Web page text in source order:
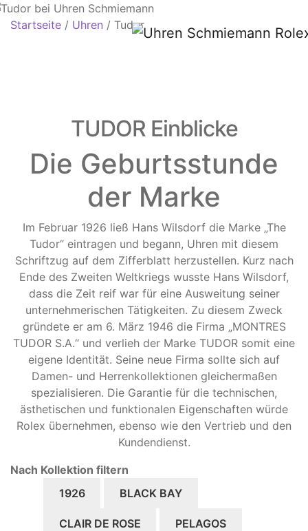
Startseite / Uhren / Tudor
TUDOR Einblicke
Die Geburtsstunde
der Marke
Im Februar 1926 ließ Hans Wilsdorf die Marke „The
Tudor“ eintragen und begann, Uhren mit diesem
Schriftzug auf dem Zifferblatt herzustellen. Kurz nach
Ende des Zweiten Weltkriegs wusste Hans Wilsdorf,
dass die Zeit reif war für eine Ausweitung seiner
unternehmerischen Tätigkeiten. Zu diesem Zweck
gründete er am 6. März 1946 die Firma „MONTRES
TUDOR S.A.“ und verlieh der Marke TUDOR somit eine
eigene Identität. Seine neue Firma sollte sich auf
Damen- und Herrenkollektionen gleichermaßen
spezialisieren. Die Garantie für die technischen,
ästhetischen und funktionalen Eigenschaften würde
Rolex übernehmen, ebenso wie den Vertrieb und den
Kundendienst.
Nach Kollektion filtern
1926
BLACK BAY
CLAIR DE ROSE PELAGOS